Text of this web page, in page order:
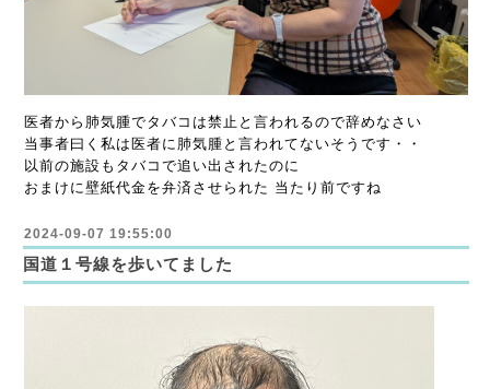
医者から肺気腫でタバコは禁止と言われるので辞めなさい
当事者曰く私は医者に肺気腫と言われてないそうです・・
以前の施設もタバコで追い出されたのに
おまけに壁紙代金を弁済させられた 当たり前ですね
2024-09-07 19:55:00
国道１号線を歩いてました